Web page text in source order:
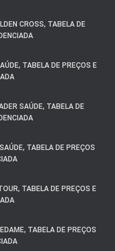
CROSS, TABELA DE
TABELA DE PREÇOS E
SAÚDE, TABELA DE
TABELA DE PREÇOS
TABELA DE PREÇOS E
TABELA DE PREÇOS